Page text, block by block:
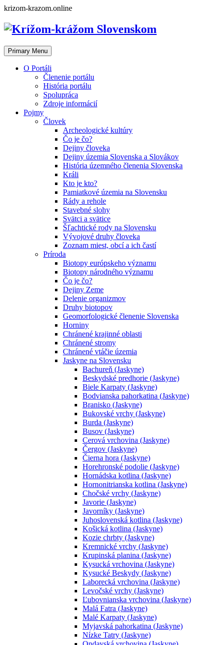
Skip
content
krizom-krazom.online
Primary Menu
O Portáli
Členenie portálu
História portálu
Spolupráca
Zdroje informácií
Pojmy
Človek
Archeologické kultúry
Čo je čo?
Dejiny človeka
Dejiny územia Slovenska a Slovákov
História územného členenia Slovenska
Králi
Kto je kto?
Pamiatkové územia na Slovensku
Rády a rehole
Stavebné slohy
Svätci a svätice
Šľachtické rody na Slovensku
Vývojové druhy človeka
Zoznam miest, obcí a ich častí
Príroda
Biotopy európskeho významu
Biotopy národného významu
Čo je čo?
Dejiny Zeme
Delenie organizmov
Druhy biotopov
Geomorfologické členenie Slovenska
Horniny
Chránené krajinné oblasti
Chránené stromy
Chránené vtáčie územia
Jaskyne na Slovensku
Bachureň (Jaskyne)
Beskydské predhorie (Jaskyne)
Biele Karpaty (Jaskyne)
Bodvianska pahorkatina (Jaskyne)
Branisko (Jaskyne)
Bukovské vrchy (Jaskyne)
Burda (Jaskyne)
Busov (Jaskyne)
Cerová vrchovina (Jaskyne)
Čergov (Jaskyne)
Čierna hora (Jaskyne)
Horehronské podolie (Jaskyne)
Hornádska kotlina (Jaskyne)
Hornonitrianska kotlina (Jaskyne)
Chočské vrchy (Jaskyne)
Javorie (Jaskyne)
Javorníky (Jaskyne)
Juhoslovenská kotlina (Jaskyne)
Košická kotlina (Jaskyne)
Kozie chrbty (Jaskyne)
Kremnické vrchy (Jaskyne)
Krupinská planina (Jaskyne)
Kysucká vrchovina (Jaskyne)
Kysucké Beskydy (Jaskyne)
Laborecká vrchovina (Jaskyne)
Levočské vrchy (Jaskyne)
Ľubovnianska vrchovina (Jaskyne)
Malá Fatra (Jaskyne)
Malé Karpaty (Jaskyne)
Myjavská pahorkatina (Jaskyne)
Nízke Tatry (Jaskyne)